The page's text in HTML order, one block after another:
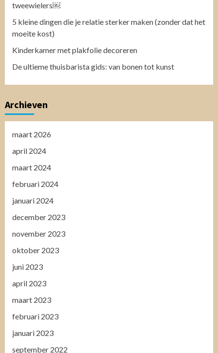
tweewielers￼
5 kleine dingen die je relatie sterker maken (zonder dat het
moeite kost)
Kinderkamer met plakfolie decoreren
De ultieme thuisbarista gids: van bonen tot kunst
Archieven
maart 2026
april 2024
maart 2024
februari 2024
januari 2024
december 2023
november 2023
oktober 2023
juni 2023
april 2023
maart 2023
februari 2023
januari 2023
september 2022